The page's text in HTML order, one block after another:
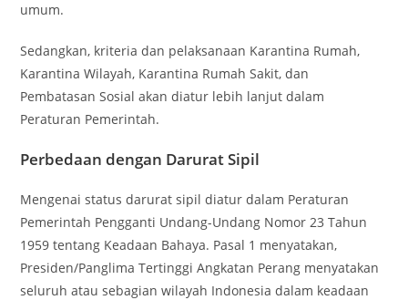
umum.
Sedangkan, kriteria dan pelaksanaan Karantina Rumah,
Karantina Wilayah, Karantina Rumah Sakit, dan
Pembatasan Sosial akan diatur lebih lanjut dalam
Peraturan Pemerintah.
Perbedaan dengan Darurat Sipil
Mengenai status darurat sipil diatur dalam Peraturan
Pemerintah Pengganti Undang-Undang Nomor 23 Tahun
1959 tentang Keadaan Bahaya. Pasal 1 menyatakan,
Presiden/Panglima Tertinggi Angkatan Perang menyatakan
seluruh atau sebagian wilayah Indonesia dalam keadaan